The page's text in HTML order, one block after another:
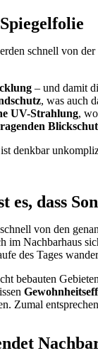
schnell von
– und damit
, was auch
UV-Strahlung,
denkbar
es, dass
von den
im Nachbarhaus
des Tages
bebauten
Zumal